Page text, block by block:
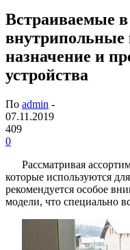
Встраиваемые
внутрипольные
назначение и
устройства
По admin -
07.11.2019
409
0
Рассматривая
которые используются
рекомендуется особое
модели, что специально